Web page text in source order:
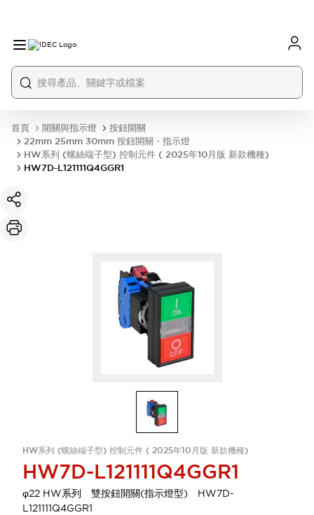
首頁 開關與指示燈
按鈕開關
22mm 25mm 30mm 按鈕開關・指示燈
HW系列 (螺絲端子型) 控制元件 ( 2025年10月版 新款機種)
HW7D-L121111Q4GGR1
HW系列 (螺絲端子型) 控制元件 ( 2025年10月版 新款機種)
HW7D-L121111Q4GGR1
φ22 HW系列 雙按鈕開關(指示燈型) HW7D-
L121111Q4GGR1